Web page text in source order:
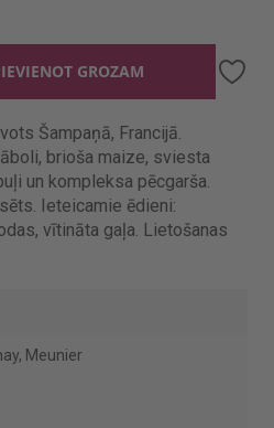
GROZAM
Šampaņā, Francijā.
brioša maize, sviesta
un kompleksa pēcgarša.
Ieteicamie ēdieni:
vītināta gaļa. Lietošanas
Meunier